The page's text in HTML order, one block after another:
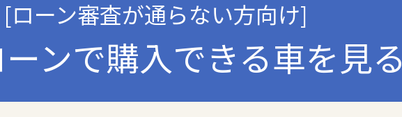
は提供の停止等を求められたときは、適法かつ遅滞なく応じます。
情報の取扱いに関する法令､国が定める指針およびその他の規範を遵守します。
継続的改善について
[ローン審査が通らない方向け]
ンで購入できる車を見る